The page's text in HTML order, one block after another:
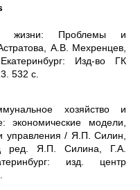
жизни: Проблемы и
А.В. Мехренцев,
Изд-во ГК
532 с.
хозяйство и
экономические модели,
управления / Я.П. Силин,
ред. Я.П. Силина, Г.А.
изд. центр